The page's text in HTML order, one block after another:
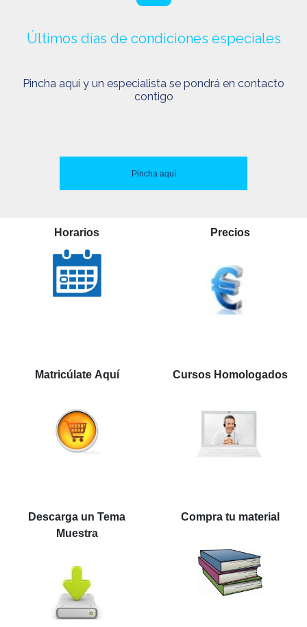
Últimos días de condiciones especiales
Pincha aquí y un especialista se pondrá en contacto
contigo
Pincha aquí
Horarios Precios
Matricúlate Aquí Cursos Homologados
Descarga un Tema
Muestra
Compra tu material